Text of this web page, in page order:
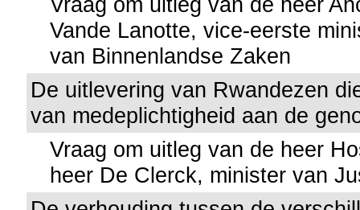
Vande Lanotte, vice-eerste
van Binnenlandse Zaken
De uitlevering van Rwandezen
van medeplichtigheid aan de
Vraag om uitleg van de heer
heer De Clerck, minister van